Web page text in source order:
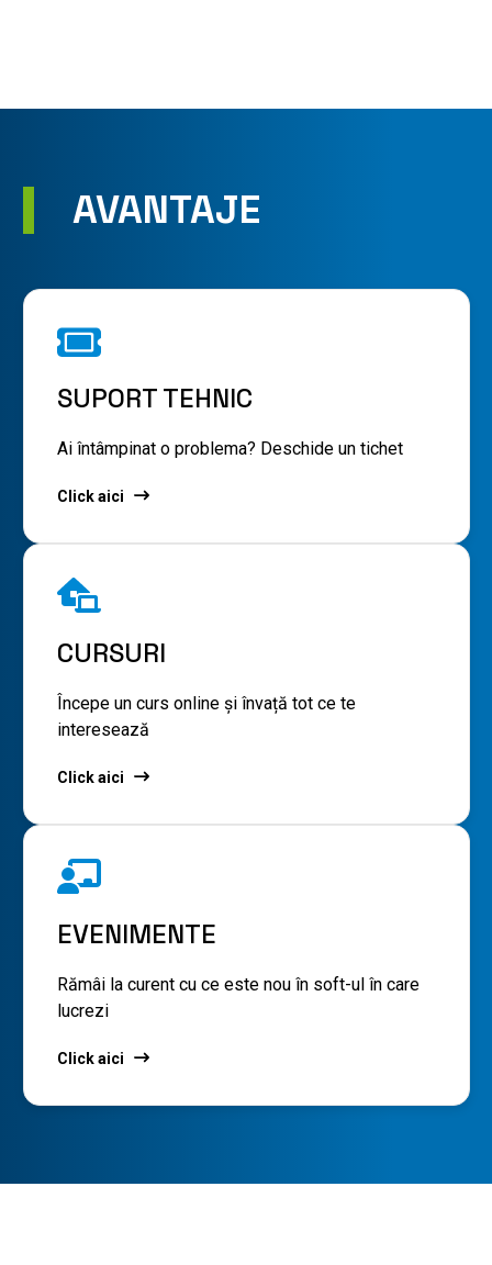
AVANTAJE
SUPORT TEHNIC
Ai întâmpinat o problema? Deschide un tichet
Click aici
CURSURI
Începe un curs online și învață tot ce te
interesează
Click aici
EVENIMENTE
Rămâi la curent cu ce este nou în soft-ul în care
lucrezi
Click aici